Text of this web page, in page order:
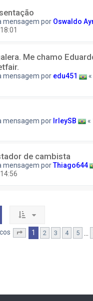
mensagem por Oswaldo
Me chamo
mensagem por edu451 «
mensagem por IrleySB «
de cambista
mensagem porThiago644
Página1 de
1 2 3 4 5